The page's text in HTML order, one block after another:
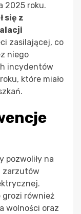
2025 roku.
się z
zasilającej, co
niego
incydentów
które miało
pozwoliły na
zarzutów
grozi również
wolności oraz